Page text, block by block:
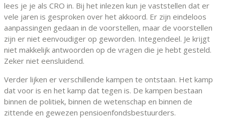
lees je je als CRO in. Bij het inlezen kun je vaststellen dat er
vele jaren is gesproken over het akkoord. Er zijn eindeloos
aanpassingen gedaan in de voorstellen, maar de voorstellen
zijn er niet eenvoudiger op geworden. Integendeel. Je krijgt
niet makkelijk antwoorden op de vragen die je hebt gesteld.
Zeker niet eensluidend.
Verder lijken er verschillende kampen te ontstaan. Het kamp
dat voor is en het kamp dat tegen is. De kampen bestaan
binnen de politiek, binnen de wetenschap en binnen de
zittende en gewezen pensioenfondsbestuurders.